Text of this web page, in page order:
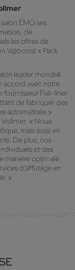
EMO ses
de
les offres de
V@boost « Pack
leader mondial
accord avec notre
fournisseur Full-liner
de fabriquer des
automatisée »
« Nous
mais aussi en
De plus, nos
et des
manière optimale
d’affûtage en
»